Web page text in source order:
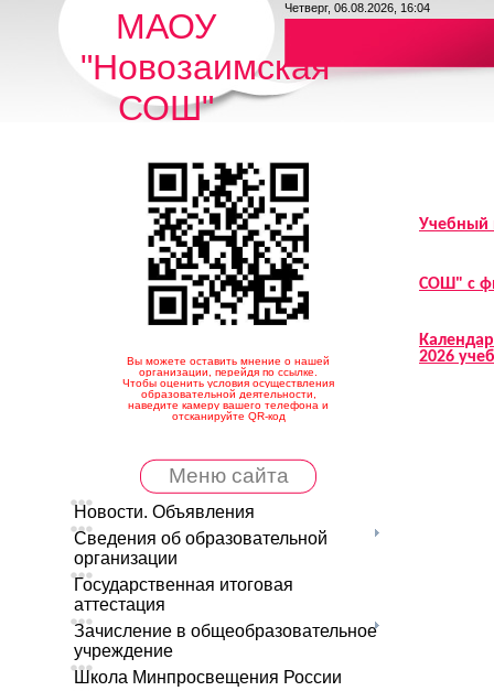
МАОУ
"Новозаимская
СОШ"
Четверг, 06.08.2026, 16:04
Вы можете оставить мнение о нашей
организации, перейдя по ссылке.
Чтобы оценить условия осуществления
образовательной деятельности,
наведите камеру вашего телефона и
отсканируйте QR-код
Меню сайта
Новости. Объявления
Сведения об образовательной
организации
Государственная итоговая
аттестация
Зачисление в общеобразовательное
учреждение
Школа Минпросвещения России
Учебный
СОШ" с
2026